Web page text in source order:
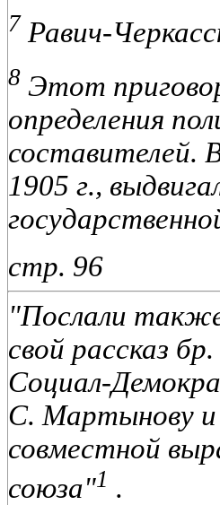
7 Равич-
8 Этот
определения
составителей.
1905 г.,
стр. 96
"Послали
свой рассказ
Социал-
С. Мартынову и
совместной
союза"1 .